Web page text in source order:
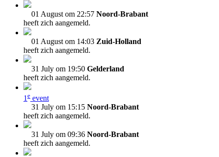
01 August om 22:57 Noord-Brabant
heeft zich aangemeld.
01 August om 14:03 Zuid-Holland
heeft zich aangemeld.
31 July om 19:50 Gelderland
heeft zich aangemeld.
1 e event
31 July om 15:15 Noord-Brabant
heeft zich aangemeld.
31 July om 09:36 Noord-Brabant
heeft zich aangemeld.